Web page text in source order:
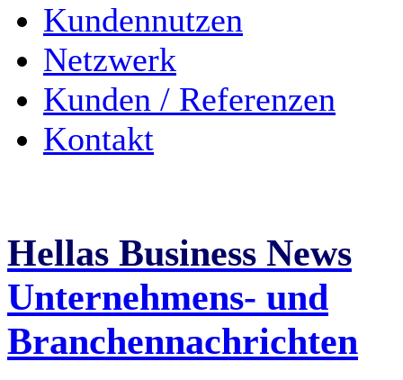
Kundennutzen
Netzwerk
Kunden / Referenzen
Kontakt
Hellas Business News
Unternehmens- und
Branchennachrichten